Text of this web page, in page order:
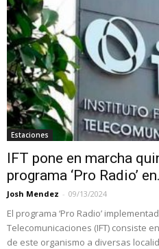
Estaciones
IFT pone en marcha
programa ‘Pro Radio’
Josh Mendez - 09/13/2024
El programa ‘Pro Radio’
Telecomunicaciones (IFT) consiste
de este organismo a diversas